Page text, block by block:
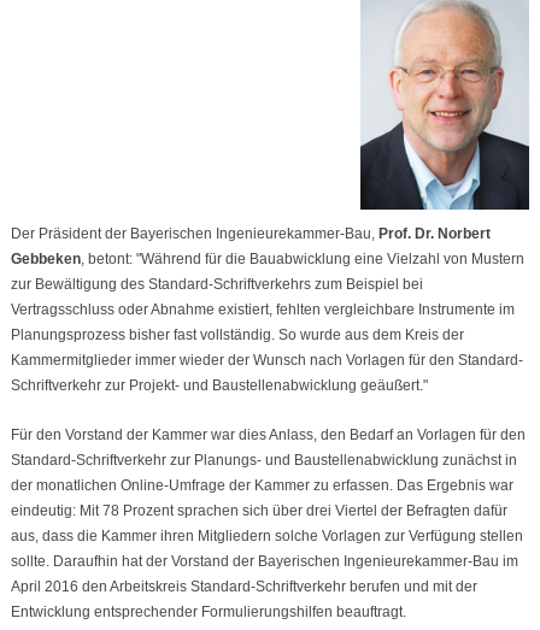
Der Präsident der Bayerischen Ingenieurekammer-Bau,Prof. Dr. Norbert
Gebbeken, betont: "Während für die Bauabwicklung eine Vielzahl von Mustern
zur Bewältigung des Standard-Schriftverkehrs zum Beispiel bei
Vertragsschluss oder Abnahme existiert, fehlten vergleichbare Instrumente im
Planungsprozess bisher fast vollständig. So wurde aus dem Kreis der
Kammermitglieder immer wieder der Wunsch nach Vorlagen für den Standard-
Schriftverkehr zur Projekt- und Baustellenabwicklung geäußert."
Für den Vorstand der Kammer war dies Anlass, den Bedarf an Vorlagen für den
Standard-Schriftverkehr zur Planungs- und Baustellenabwicklung zunächst in
der monatlichen Online-Umfrage der Kammer zu erfassen. Das Ergebnis war
eindeutig: Mit 78 Prozent sprachen sich über drei Viertel der Befragten dafür
aus, dass die Kammer ihren Mitgliedern solche Vorlagen zur Verfügung stellen
sollte. Daraufhin hat der Vorstand der Bayerischen Ingenieurekammer-Bau im
April 2016 den Arbeitskreis Standard-Schriftverkehr berufen und mit der
Entwicklung entsprechender Formulierungshilfen beauftragt.